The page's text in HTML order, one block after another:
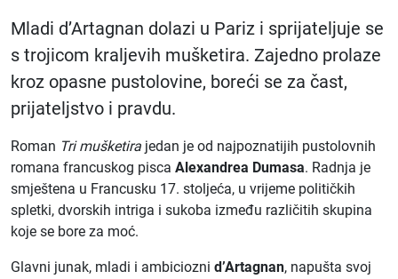
Mladi d’Artagnan dolazi u Pariz i sprijateljuje se
s trojicom kraljevih mušketira. Zajedno prolaze
kroz opasne pustolovine, boreći se za čast,
prijateljstvo i pravdu.
Roman Tri mušketira jedan je od najpoznatijih pustolovnih
romana francuskog pisca Alexandrea Dumasa. Radnja je
smještena u Francusku 17. stoljeća, u vrijeme političkih
spletki, dvorskih intriga i sukoba između različitih skupina
koje se bore za moć.
Glavni junak, mladi i ambiciozni d’Artagnan, napušta svoj